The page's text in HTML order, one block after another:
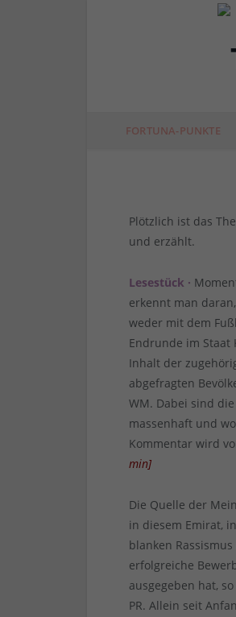
FORTUNA-PUNKTE
DÜSSEL-POLITIK &
Plötzlich ist das
und erzählt.
Lesestück ·
erkennt man
weder mit dem
Endrunde im Staat
Inhalt der
abgefragten
WM. Dabei sind
massenhaft und
Kommentar wird
min]
Die Quelle der
in diesem Emirat,
blanken
erfolgreiche
ausgegeben hat,
PR. Allein seit